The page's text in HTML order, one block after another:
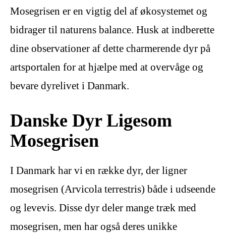
Mosegrisen er en vigtig del af økosystemet og
bidrager til naturens balance. Husk at indberette
dine observationer af dette charmerende dyr på
artsportalen for at hjælpe med at overvåge og
bevare dyrelivet i Danmark.
Danske Dyr Ligesom
Mosegrisen
I Danmark har vi en række dyr, der ligner
mosegrisen (Arvicola terrestris) både i udseende
og levevis. Disse dyr deler mange træk med
mosegrisen, men har også deres unikke